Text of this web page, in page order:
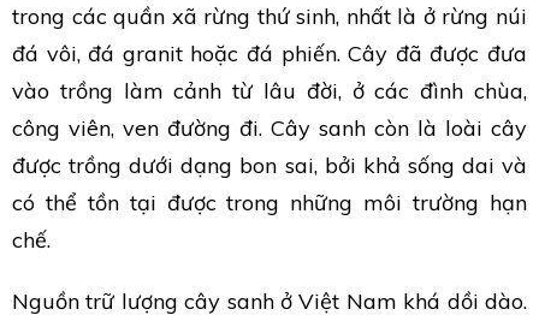
trong các quần xã rừng thứ sinh, nhất là ở rừng núi
đá vôi, đá granit hoặc đá phiến. Cây đã được đưa
vào trồng làm cảnh từ lâu đời, ở các đình chùa,
công viên, ven đường đi. Cây sanh còn là loài cây
được trồng dưới dạng bon sai, bởi khả sống dai và
có thể tồn tại được trong những môi trường hạn
chế.
Nguồn trữ lượng cây sanh ở Việt Nam khá dồi dào.